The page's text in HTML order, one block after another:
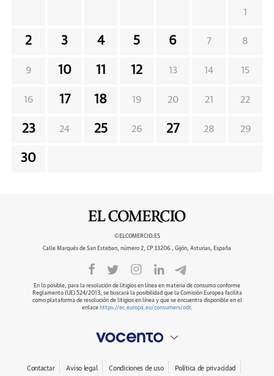
1
2 3 4 5 6 7 8
9 10 11 12 13 14 15
16 17 18 19 20 21 22
23 24 25 26 27 28 29
30
©ELCOMERCIO.ES
Calle Marqués de San Esteban, número 2, CP 33206 , Gijón, Asturias, España
En lo posible, para la resolución de litigios en línea en materia de consumo conforme
Reglamento (UE) 524/2013, se buscará la posibilidad que la Comisión Europea facilita
como plataforma de resolución de litigios en línea y que se encuentra disponible en el
enlace https://ec.europa.eu/consumers/odr.
Contactar Aviso legal Condiciones de uso Política de privacidad